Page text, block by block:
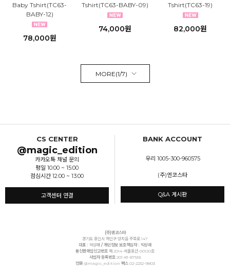
Baby Tshirt(TC63-
BABY-12)
78,000원
Tshirt(TC63-BABY-09)
74,000원
Tshirt(TC63-19)
82,000원
MORE(1/7)
CS CENTER
@magic_edition
카카오톡 채널 문의
평일 10:00 ~ 15:00
점심시간 12:00 ~ 13:00
고객센터 연결
BANK ACCOUNT
우리 1005-300-960575
(주)엔코스타
Q&A 게시판
(주)엔코스타
경기도 용인시 처인구 양지읍 주북로 147
대표 : 박상래 / 개인정보 보호책임자 : 박상래
통신판매업신고번호 제 2014-서울용산-00120호
사업자 등록번호201-81-87555
전화@magic_edition 팩스02-2232-9803